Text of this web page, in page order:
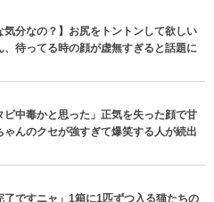
気分なの？】お尻をトントンして欲しい
、待ってる時の顔が虚無すぎると話題に
ビ中毒かと思った」正気を失った顔で甘
ゃんのクセが強すぎて爆笑する人が続出
了ですニャ」1箱に1匹ずつ入る猫たちの